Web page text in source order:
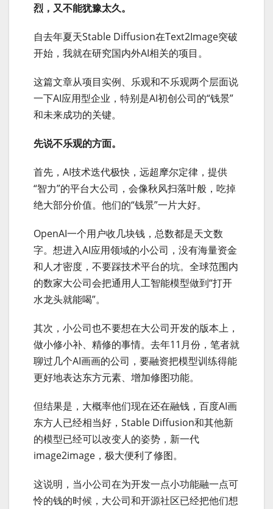
烈，又不能犹豫太久。
自去年夏天Stable Diffusion在Text2Image突破
开始，我就在研究国内外AI相关的项目。
这篇文章从项目实例、乐观和不乐观两个层面说
一下AI应用型企业，特别是AI初创公司的“钱景”
和未来成功的关键。
先说不乐观的方面。
首先，AI技术迭代极快，远超摩尔定律，提供
“智力”的平台大公司，会像秋风扫落叶般，吃掉
绝大部分价值。他们的“钱景”一片大好。
OpenAI一个用户收几块钱，总数都是天文数
字。想进入AI应用领域的小公司，没有海量资金
和人才密度，不要踩技术平台的坑。全球范围内
的数家大公司会把通用人工智能模型做到“打开
水龙头就能喝”。
其次，小公司也不要想在大公司开发的版本上，
做小修小补、精修的事情。去年11月份，笔者就
聊过几个AI画画的公司，要融资把模型训练得能
更好地表达东方元素、增加修图功能。
但结果是，大概率他们现在还在融钱，百度AI画
东方人已经相当好，Stable Diffusion和其他新
的模型已经可以改变人的姿势，新一代
image2image，极大便利了修图。
这说明，当小公司在为开发一点小功能融一点可
怜的钱的时候，大公司和开源社区已经把他们想